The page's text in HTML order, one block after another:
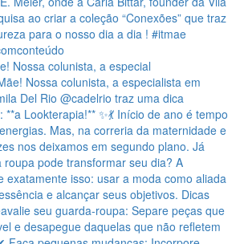
Nossa colunista, a especial